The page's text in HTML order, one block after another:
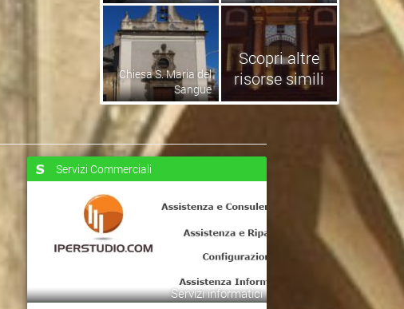
Chiesa S. Maria del
Sangue
Scopri altre
risorse simili
Servizi Commerciali
Servizi informatici